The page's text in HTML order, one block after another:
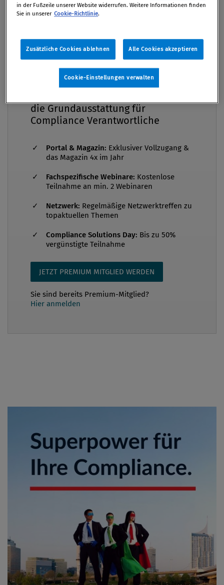
VonDr. Leo Hemetsberger
Ich werde mich in diesem Artikel aus
Die erste betrifft den Begriff des
Unternehmenswohls. Was bedeutet „Wohl“? In
ist es gerade für Führungsgremien wie Aufsichtsrat
und Vorstand in Organisationen des beginnenden
21. Jahrhunderts wichtiger denn je? Die zweite Frage
versucht aus dem Ergebnis der ersten zu
bestimmen, ob und wenn ja wieso eine kurze
prägnante Formulierung des Unternehmenswohls
Compliance Praxis Premium
die Grundausstattung für
Compliance Verantwortliche
Portal & Magazin: Exklusiver Vollzugang &
das Magazin 4x im Jahr
Fachspezifische Webinare: Kostenlose
Teilnahme an min. 2 Webinaren
Netzwerk: Regelmäßige Netzwerktreffen zu
topaktuellen Themen
Compliance Solutions Day: Bis zu 50%
vergünstigte Teilnahme
JETZT PREMIUM MITGLIED WERDEN
Sie sind bereits Premium-Mitglied?
Hier anmelden
in der Fußzeile unserer Website widerrufen. Weitere Informationen finden
Sie in unserer Cookie-Richtlinie.
Zusätzliche Cookies ablehnen Alle Cookies akzeptieren
Cookie-Einstellungen verwalten